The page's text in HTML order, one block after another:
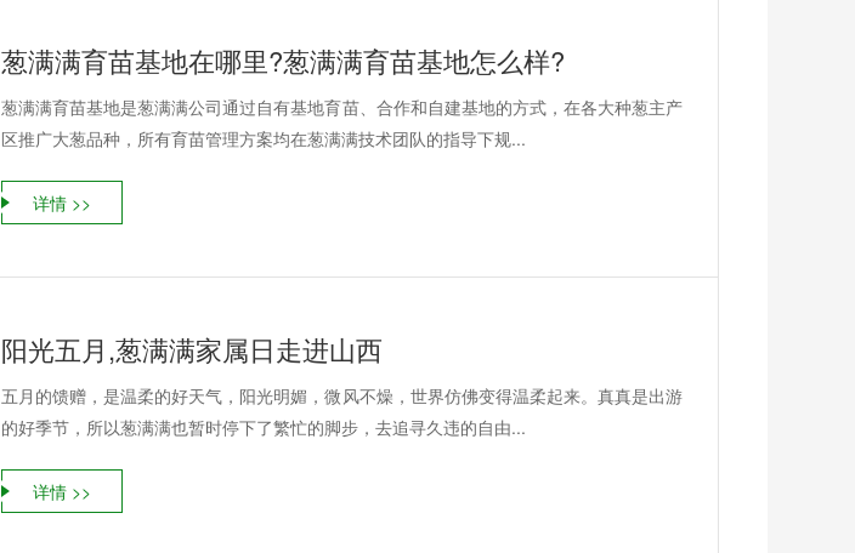
葱满满育苗基地在哪里?葱满满育苗基地怎么样?
葱满满育苗基地是葱满满公司通过自有基地育苗、合作和自建基地的方式，在各大种葱主产
区推广大葱品种，所有育苗管理方案均在葱满满技术团队的指导下规...
详情 >>
阳光五月,葱满满家属日走进山西
五月的馈赠，是温柔的好天气，阳光明媚，微风不燥，世界仿佛变得温柔起来。真真是出游
的好季节，所以葱满满也暂时停下了繁忙的脚步，去追寻久违的自由...
详情 >>